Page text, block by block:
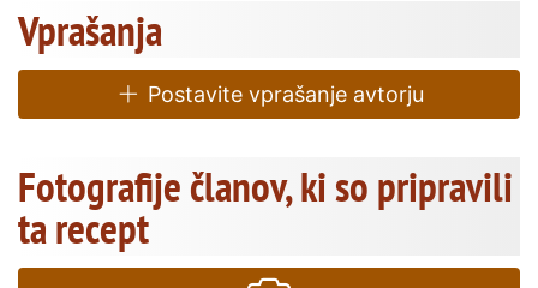
Vprašanja
Postavite vprašanje avtorju
Fotografije članov, ki so pripravili
ta recept